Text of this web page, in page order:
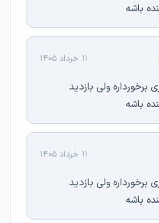
باشه
11 خرداد 1405
ولی بازدید
باشه
11 خرداد 1405
ولی بازدید
باشه